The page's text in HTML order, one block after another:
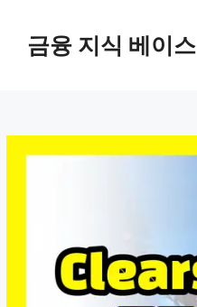
금융 지식 베이스